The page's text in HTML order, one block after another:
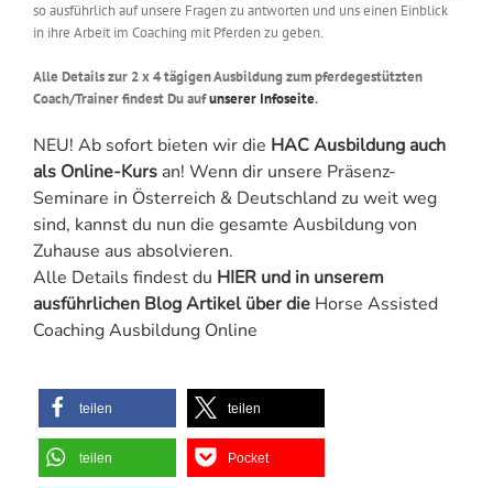
so ausführlich auf unsere Fragen zu antworten und uns einen Einblick
in ihre Arbeit im Coaching mit Pferden zu geben.
Alle Details zur 2 x 4 tägigen Ausbildung zum pferdegestützten
Coach/Trainer findest Du aufunserer Infoseite.
NEU! Ab sofort bieten wir die HAC Ausbildung auch
als Online-Kurs an! Wenn dir unsere Präsenz-
Seminare in Österreich & Deutschland zu weit weg
sind, kannst du nun die gesamte Ausbildung von
Zuhause aus absolvieren.
Alle Details findest du HIER und in unserem
ausführlichen Blog Artikel über die Horse Assisted
Coaching Ausbildung Online
teilen teilen
teilen Pocket